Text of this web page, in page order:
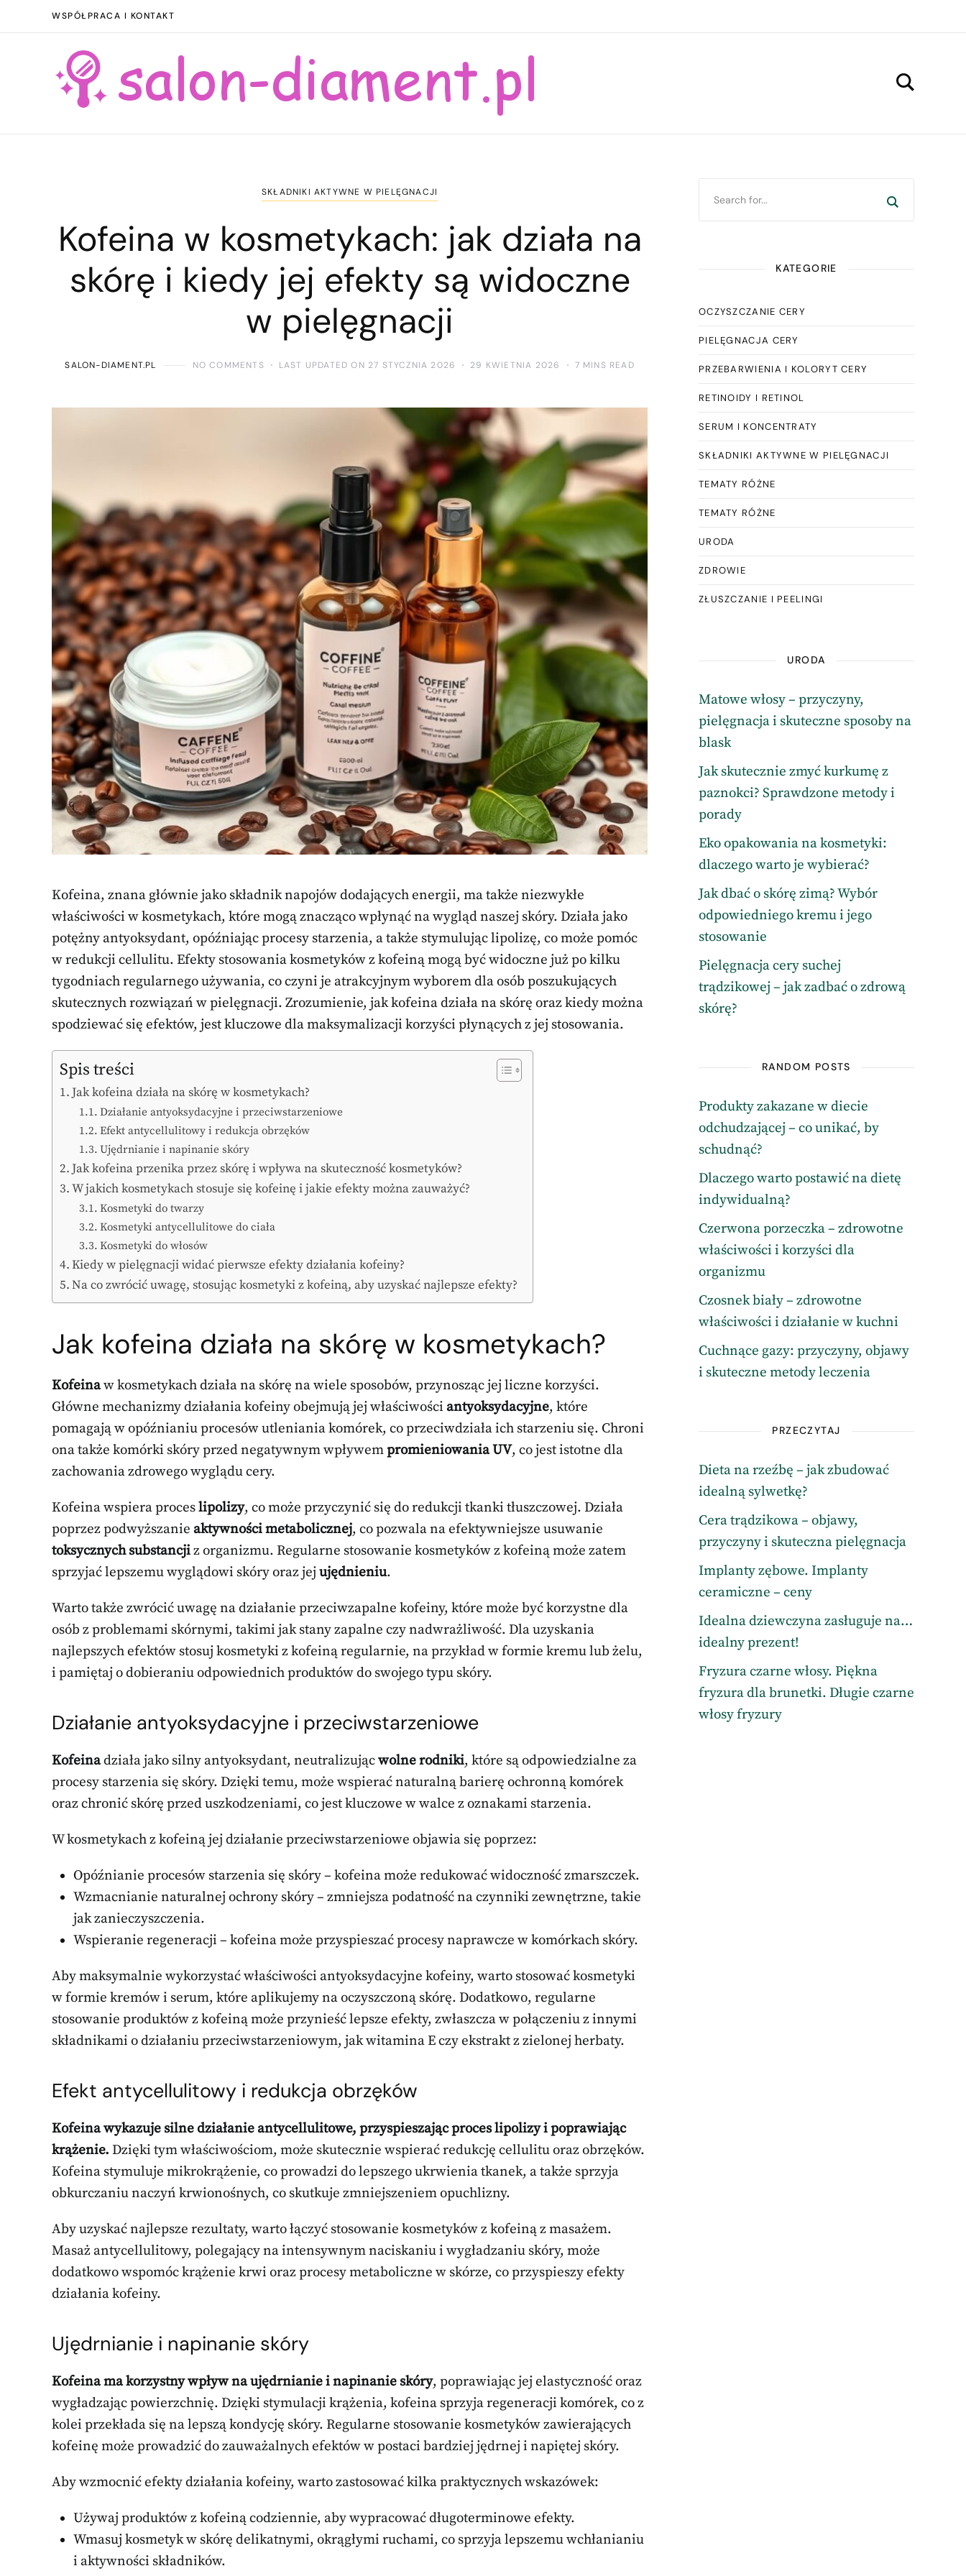
WSPÓŁPRACA I KONTAKT
SKŁADNIKI AKTYWNE W PIELĘGNACJI
Kofeina w kosmetykach: jak działa na
skórę i kiedy jej efekty są widoczne
w pielęgnacji
SALON-DIAMENT.PL NO COMMENTS LAST UPDATED ON 27 STYCZNIA 2026 29 KWIETNIA 2026 7 MINS READ
Kofeina, znana głównie jako składnik napojów dodających energii, ma także niezwykłe
właściwości w kosmetykach, które mogą znacząco wpłynąć na wygląd naszej skóry. Działa jako
potężny antyoksydant, opóźniając procesy starzenia, a także stymulując lipolizę, co może pomóc
w redukcji cellulitu. Efekty stosowania kosmetyków z kofeiną mogą być widoczne już po kilku
tygodniach regularnego używania, co czyni je atrakcyjnym wyborem dla osób poszukujących
skutecznych rozwiązań w pielęgnacji. Zrozumienie, jak kofeina działa na skórę oraz kiedy można
spodziewać się efektów, jest kluczowe dla maksymalizacji korzyści płynących z jej stosowania.
Spis treści
Jak kofeina działa na skórę w kosmetykach?
Działanie antyoksydacyjne i przeciwstarzeniowe
Efekt antycellulitowy i redukcja obrzęków
Ujędrnianie i napinanie skóry
Jak kofeina przenika przez skórę i wpływa na skuteczność kosmetyków?
W jakich kosmetykach stosuje się kofeinę i jakie efekty można zauważyć?
Kosmetyki do twarzy
Kosmetyki antycellulitowe do ciała
Kosmetyki do włosów
Kiedy w pielęgnacji widać pierwsze efekty działania kofeiny?
Na co zwrócić uwagę, stosując kosmetyki z kofeiną, aby uzyskać najlepsze efekty?
Jak kofeina działa na skórę w kosmetykach?
Kofeinaw kosmetykach działa na skórę na wiele sposobów, przynosząc jej liczne korzyści.
Główne mechanizmy działania kofeiny obejmują jej właściwości antyoksydacyjne, które
pomagają w opóźnianiu procesów utleniania komórek, co przeciwdziała ich starzeniu się. Chroni
ona także komórki skóry przed negatywnym wpływempromieniowania UV, co jest istotne dla
zachowania zdrowego wyglądu cery.
Kofeina wspiera proceslipolizy, co może przyczynić się do redukcji tkanki tłuszczowej. Działa
poprzez podwyższanie aktywności metabolicznej, co pozwala na efektywniejsze usuwanie
toksycznych substancjiz organizmu. Regularne stosowanie kosmetyków z kofeiną może zatem
sprzyjać lepszemu wyglądowi skóry oraz jejujędnieniu.
Warto także zwrócić uwagę na działanie przeciwzapalne kofeiny, które może być korzystne dla
osób z problemami skórnymi, takimi jak stany zapalne czy nadwrażliwość. Dla uzyskania
najlepszych efektów stosuj kosmetyki z kofeiną regularnie, na przykład w formie kremu lub żelu,
i pamiętaj o dobieraniu odpowiednich produktów do swojego typu skóry.
Działanie antyoksydacyjne i przeciwstarzeniowe
Kofeinadziała jako silny antyoksydant, neutralizującwolne rodniki, które są odpowiedzialne za
procesy starzenia się skóry. Dzięki temu, może wspierać naturalną barierę ochronną komórek
oraz chronić skórę przed uszkodzeniami, co jest kluczowe w walce z oznakami starzenia.
W kosmetykach z kofeiną jej działanie przeciwstarzeniowe objawia się poprzez:
Opóźnianie procesów starzenia się skóry – kofeina może redukować widoczność zmarszczek.
Wzmacnianie naturalnej ochrony skóry – zmniejsza podatność na czynniki zewnętrzne, takie
jak zanieczyszczenia.
Wspieranie regeneracji – kofeina może przyspieszać procesy naprawcze w komórkach skóry.
Aby maksymalnie wykorzystać właściwości antyoksydacyjne kofeiny, warto stosować kosmetyki
w formie kremów i serum, które aplikujemy na oczyszczoną skórę. Dodatkowo, regularne
stosowanie produktów z kofeiną może przynieść lepsze efekty, zwłaszcza w połączeniu z innymi
składnikami o działaniu przeciwstarzeniowym, jak witamina E czy ekstrakt z zielonej herbaty.
Efekt antycellulitowy i redukcja obrzęków
Kofeina wykazuje silne działanie antycellulitowe, przyspieszając proces lipolizy i poprawiając
krążenie. Dzięki tym właściwościom, może skutecznie wspierać redukcję cellulitu oraz obrzęków.
Kofeina stymuluje mikrokrążenie, co prowadzi do lepszego ukrwienia tkanek, a także sprzyja
obkurczaniu naczyń krwionośnych, co skutkuje zmniejszeniem opuchlizny.
Aby uzyskać najlepsze rezultaty, warto łączyć stosowanie kosmetyków z kofeiną z masażem.
Masaż antycellulitowy, polegający na intensywnym naciskaniu i wygładzaniu skóry, może
dodatkowo wspomóc krążenie krwi oraz procesy metaboliczne w skórze, co przyspieszy efekty
działania kofeiny.
Ujędrnianie i napinanie skóry
Kofeina ma korzystny wpływ na ujędrnianie i napinanie skóry, poprawiając jej elastyczność oraz
wygładzając powierzchnię. Dzięki stymulacji krążenia, kofeina sprzyja regeneracji komórek, co z
kolei przekłada się na lepszą kondycję skóry. Regularne stosowanie kosmetyków zawierających
kofeinę może prowadzić do zauważalnych efektów w postaci bardziej jędrnej i napiętej skóry.
Aby wzmocnić efekty działania kofeiny, warto zastosować kilka praktycznych wskazówek:
Używaj produktów z kofeiną codziennie, aby wypracować długoterminowe efekty.
Wmasuj kosmetyk w skórę delikatnymi, okrągłymi ruchami, co sprzyja lepszemu wchłanianiu
i aktywności składników.
KATEGORIE
OCZYSZCZANIE CERY
PIELĘGNACJA CERY
PRZEBARWIENIA I KOLORYT CERY
RETINOIDY I RETINOL
SERUM I KONCENTRATY
SKŁADNIKI AKTYWNE W PIELĘGNACJI
TEMATY RÓŻNE
TEMATY RÓŻNE
URODA
ZDROWIE
ZŁUSZCZANIE I PEELINGI
URODA
Matowe włosy – przyczyny,
pielęgnacja i skuteczne sposoby na
blask
Jak skutecznie zmyć kurkumę z
paznokci? Sprawdzone metody i
porady
Eko opakowania na kosmetyki:
dlaczego warto je wybierać?
Jak dbać o skórę zimą? Wybór
odpowiedniego kremu i jego
stosowanie
Pielęgnacja cery suchej
trądzikowej – jak zadbać o zdrową
skórę?
RANDOM POSTS
Produkty zakazane w diecie
odchudzającej – co unikać, by
schudnąć?
Dlaczego warto postawić na dietę
indywidualną?
Czerwona porzeczka – zdrowotne
właściwości i korzyści dla
organizmu
Czosnek biały – zdrowotne
właściwości i działanie w kuchni
Cuchnące gazy: przyczyny, objawy
i skuteczne metody leczenia
PRZECZYTAJ
Dieta na rzeźbę – jak zbudować
idealną sylwetkę?
Cera trądzikowa – objawy,
przyczyny i skuteczna pielęgnacja
Implanty zębowe. Implanty
ceramiczne – ceny
Idealna dziewczyna zasługuje na…
idealny prezent!
Fryzura czarne włosy. Piękna
fryzura dla brunetki. Długie czarne
włosy fryzury